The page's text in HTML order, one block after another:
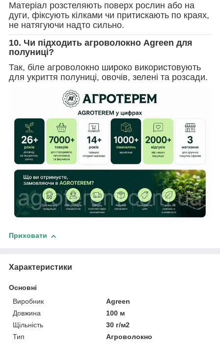
Матеріал розстеляють поверх рослин або на
дуги, фіксують кілками чи притискають по краях,
не натягуючи надто сильно.
10. Чи підходить агроволокно Agreen для
полуниці?
Так, біле агроволокно широко використовують
для укриття полуниці, овочів, зелені та розсади.
Приховати
Характеристики
Основні
Виробник
Agreen
Довжина
100 м
Щільність
30 г/м2
Тип
Агроволокно